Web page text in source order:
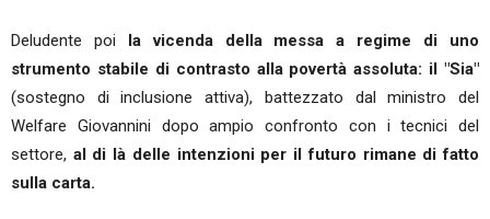
Deludente poi la vicenda della messa a regime di uno
strumento stabile di contrasto alla povertà assoluta: il "Sia"
(sostegno di inclusione attiva), battezzato dal ministro del
Welfare Giovannini dopo ampio confronto con i tecnici del
settore, al di là delle intenzioni per il futuro rimane di fatto
sulla carta.